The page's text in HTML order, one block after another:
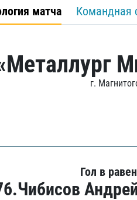
матча Командная
г.
Гол в